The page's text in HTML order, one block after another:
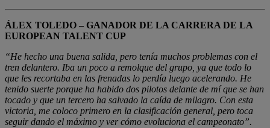
ÁLEX TOLEDO – GANADOR DE LA CARRERA DE LA
EUROPEAN TALENT CUP
“He hecho una buena salida, pero tenía muchos problemas con el
tren delantero. Iba un poco a remolque del grupo, ya que todo lo
que les recortaba en las frenadas lo perdía luego acelerando. He
tenido suerte porque ha habido dos pilotos delante de mí que se han
tocado y que un tercero ha salvado la caída de milagro. Con esta
victoria, me coloco primero en la clasificación general, pero toca
seguir dando el máximo y ver cómo evoluciona el campeonato”.